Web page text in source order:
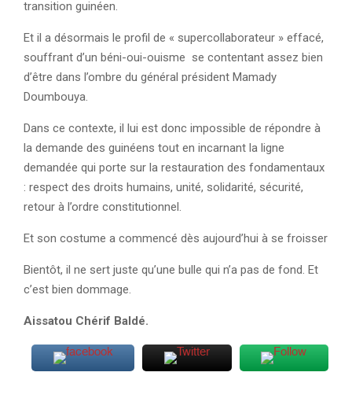
transition guinéen.
Et il a désormais le profil de « supercollaborateur » effacé,
souffrant d’un béni-oui-ouisme se contentant assez bien
d’être dans l’ombre du général président Mamady
Doumbouya.
Dans ce contexte, il lui est donc impossible de répondre à
la demande des guinéens tout en incarnant la ligne
demandée qui porte sur la restauration des fondamentaux
: respect des droits humains, unité, solidarité, sécurité,
retour à l’ordre constitutionnel.
Et son costume a commencé dès aujourd’hui à se froisser
Bientôt, il ne sert juste qu’une bulle qui n’a pas de fond. Et
c’est bien dommage.
Aissatou Chérif Baldé.